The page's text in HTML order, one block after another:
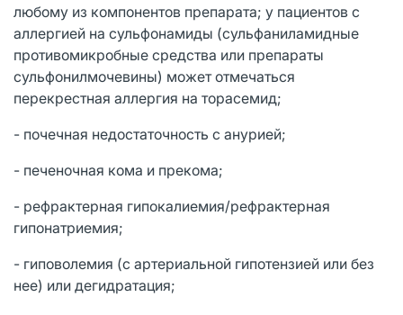
любому из компонентов препарата; у пациентов с
аллергией на сульфонамиды (сульфаниламидные
противомикробные средства или препараты
сульфонилмочевины) может отмечаться
перекрестная аллергия на торасемид;
- почечная недостаточность с анурией;
- печеночная кома и прекома;
- рефрактерная гипокалиемия/рефрактерная
гипонатриемия;
- гиповолемия (с артериальной гипотензией или без
нее) или дегидратация;